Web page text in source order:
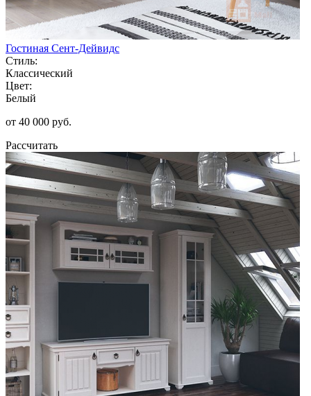
Гостиная Сент-Дейвидс
Стиль:
Классический
Цвет:
Белый
от 40 000 руб.
Рассчитать